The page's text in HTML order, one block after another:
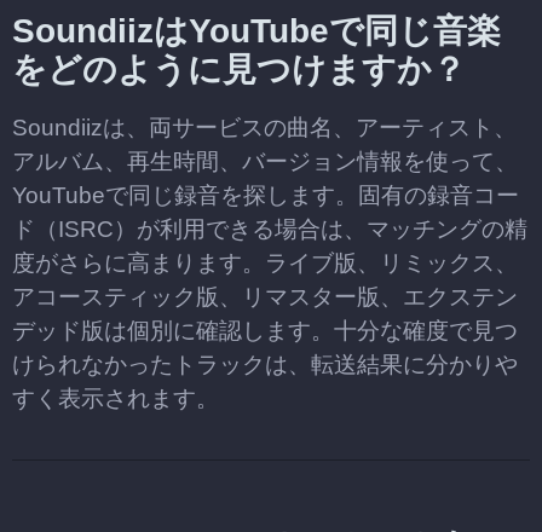
SoundiizはYouTubeで同じ音楽
をどのように見つけますか？
Soundiizは、両サービスの曲名、アーティスト、
アルバム、再生時間、バージョン情報を使って、
YouTubeで同じ録音を探します。固有の録音コー
ド（ISRC）が利用できる場合は、マッチングの精
度がさらに高まります。ライブ版、リミックス、
アコースティック版、リマスター版、エクステン
デッド版は個別に確認します。十分な確度で見つ
けられなかったトラックは、転送結果に分かりや
すく表示されます。